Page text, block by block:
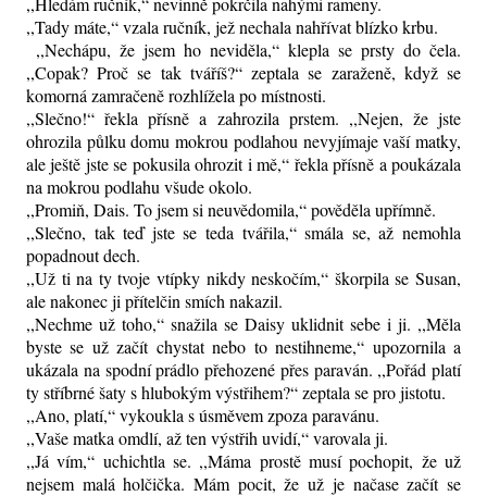
,,Tady máte,“ vzala ručník, jež nechala nahřívat blízko krbu.
,,Nechápu, že jsem ho neviděla,“ klepla se prsty do čela.
,,Copak? Proč se tak tváříš?“ zeptala se zaraženě, když se
komorná zamračeně rozhlížela po místnosti.
,,Slečno!“ řekla přísně a zahrozila prstem. ,,Nejen, že jste
ohrozila půlku domu mokrou podlahou nevyjímaje vaší matky,
ale ještě jste se pokusila ohrozit i mě,“ řekla přísně a poukázala
na mokrou podlahu všude okolo.
,,Promiň, Dais. To jsem si neuvědomila,“ pověděla upřímně.
,,Slečno, tak teď jste se teda tvářila,“ smála se, až nemohla
popadnout dech.
,,Už ti na ty tvoje vtípky nikdy neskočím,“ škorpila se Susan,
ale nakonec ji přítelčin smích nakazil.
,,Nechme už toho,“ snažila se Daisy uklidnit sebe i ji. ,,Měla
byste se už začít chystat nebo to nestihneme,“ upozornila a
ukázala na spodní prádlo přehozené přes paraván. ,,Pořád platí
ty stříbrné šaty s hlubokým výstřihem?“ zeptala se pro jistotu.
,,Ano, platí,“ vykoukla s úsměvem zpoza paravánu.
,,Vaše matka omdlí, až ten výstřih uvidí,“ varovala ji.
,,Já vím,“ uchichtla se. ,,Máma prostě musí pochopit, že už
nejsem malá holčička. Mám pocit, že už je načase začít se